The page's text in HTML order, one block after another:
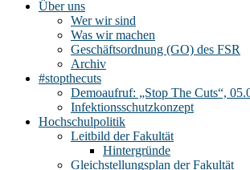
Über uns
Wer wir sind
Was wir machen
Geschäftsordnung (GO) des FSR
Archiv
#stopthecuts
Demoaufruf: „Stop The Cuts“,
Infektionsschutzkonzept
Hochschulpolitik
Leitbild der Fakultät
Hintergründe
Gleichstellungsplan der Fakultät